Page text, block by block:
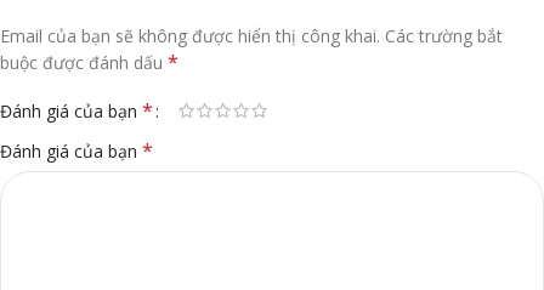
Email của bạn sẽ không được hiển thị công khai. Các trường bắt
buộc được đánh dấu *
Đánh giá của bạn *
Đánh giá của bạn *